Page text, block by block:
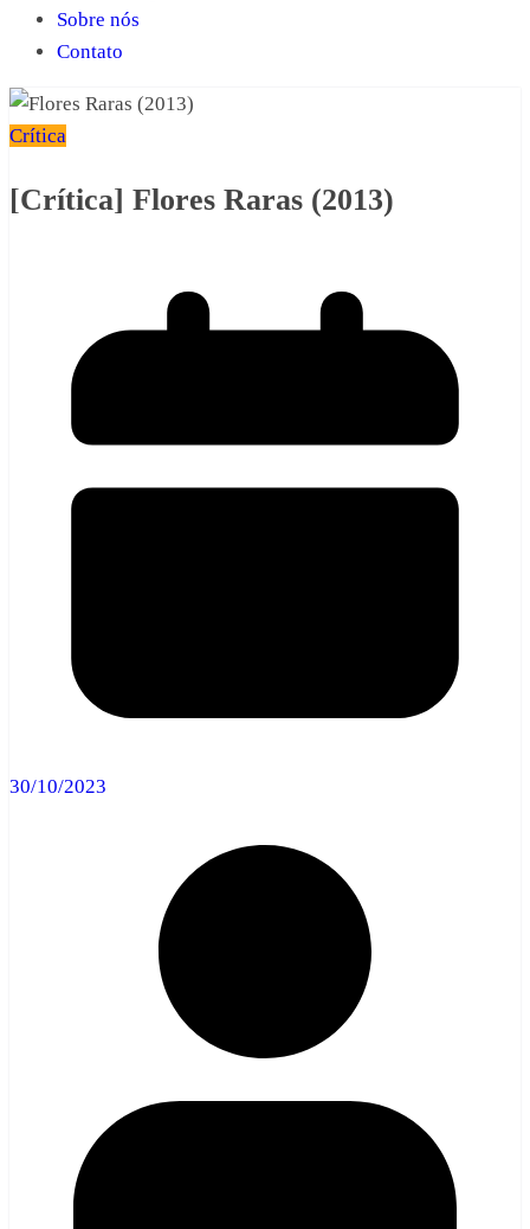
Sobre nós
Contato
Crítica
[Crítica] Flores Raras (2013)
30/10/2023